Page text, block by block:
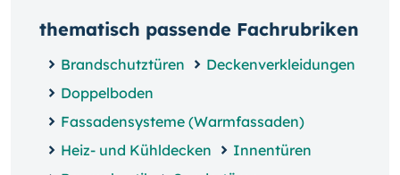
thematisch passende Fachrubriken
Brandschutztüren
Deckenverkleidungen
Doppelboden
Fassadensysteme (Warmfassaden)
Heiz- und Kühldecken
Innentüren